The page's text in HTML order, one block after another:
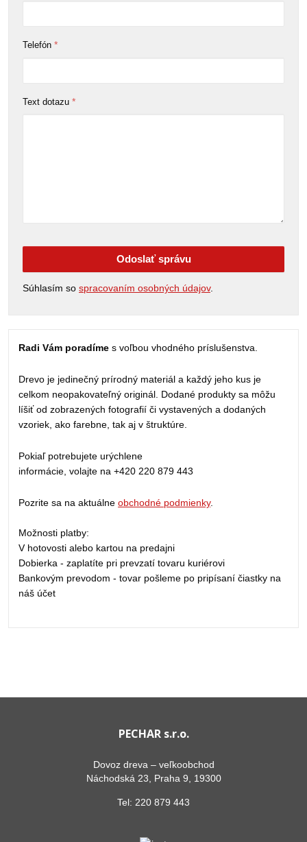
Telefón *
Text dotazu *
Odoslať správu
Súhlasím so spracovaním osobných údajov.
Radi Vám poradíme s voľbou vhodného príslušenstva.
Drevo je jedinečný prírodný materiál a každý jeho kus je
celkom neopakovateľný originál. Dodané produkty sa môžu
líšiť od zobrazených fotografií či vystavených a dodaných
vzoriek, ako farebne, tak aj v štruktúre.
Pokiaľ potrebujete urýchlene
informácie, volajte na +420 220 879 443
Pozrite sa na aktuálneobchodné podmienky.
Možnosti platby:
V hotovosti alebo kartou na predajni
Dobierka - zaplatíte pri prevzatí tovaru kuriérovi
Bankovým prevodom - tovar pošleme po pripísaní čiastky na
náš účet
PECHAR s.r.o.
Dovoz dreva – veľkoobchod
Náchodská 23, Praha 9, 19300
Tel: 220 879 443